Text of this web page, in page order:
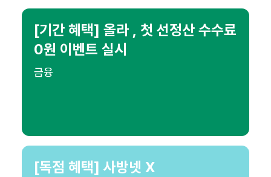
[기간 혜택] 올라 , 첫 선정산 수수료
0원 이벤트 실시
금융
[독점 혜택] 사방넷 X